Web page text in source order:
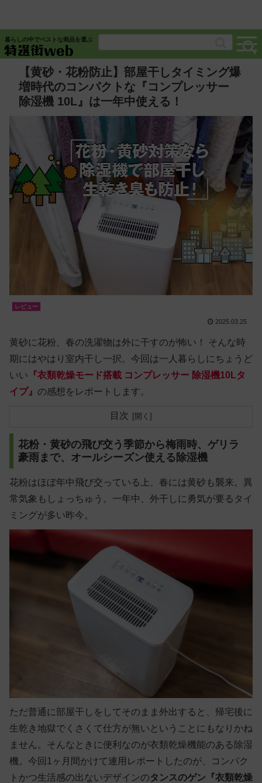
暮らしの中でベストな商品を選ぶ
【黄砂・花粉防止】部屋干しタイミング爆
増時代のコンパクトな『コンプレッサー
除湿機 10L』は一年中使える！
レビュー
2025.03.25
黄砂に花粉、春の洗濯物は外に干すのが怖い！ そんな時
期にはやはり室内干し一択。今回は一人暮らしにちょうど
いい 『衣類乾燥モード搭載 コンプレッサー 除湿機10Lタ
イプ』 の感想をレポートします。
目次
花粉・黄砂の飛び交う季節から梅雨時、ゲリラ
豪雨まで、オールシーズン使える除湿機
花粉はほぼ年中飛び交っている上、春には黄砂も襲来。異
常気象もしょっちゅう。一年中、外干しに勇気が要るタイ
ミングが多い昨今。
ただ普通に部屋干しをしてそのまま外出すると、帰宅後に
生乾き地獄でくさくて仕方が無いということにもなりかね
ません。そんなときに便利なのが衣類乾燥機能のある除湿
機。今回1ヶ月間かけて連用レポートしたのが、コンパク
トかつ生活感の出ないデザインのタンスのゲン 『衣類乾燥